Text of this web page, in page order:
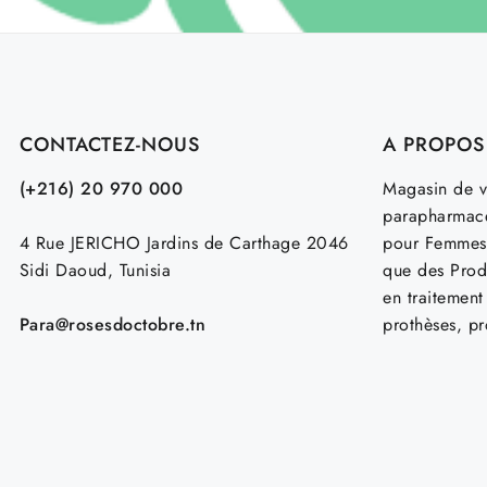
CONTACTEZ-NOUS
(+216) 20 970 000
4 Rue JERICHO Jardins de Carthage 2046
Sidi Daoud, Tunisia
Para@rosesdoctobre.tn
A PROPOS
Magasin de
pour
que des
en
prothèses,